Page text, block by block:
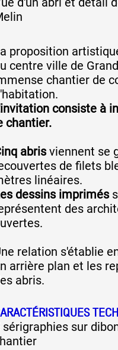
année
vidéos
proposition
centre ville de
chantier de
consiste à
chantier.
abrisviennent se
de filets
linéaires.
dessins imprimés
des
relation s'établie
arrière plan et les
abris.
sérigraphies sur